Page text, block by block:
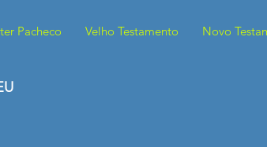
Pacheco Velho Testamento Novo